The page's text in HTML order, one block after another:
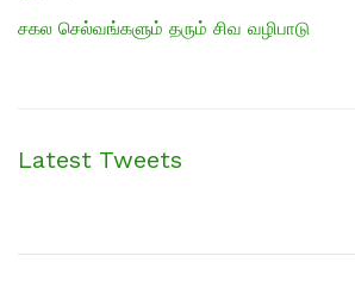
சகல செல்வங்களும் தரும் சிவ வழிபாடு
Latest Tweets